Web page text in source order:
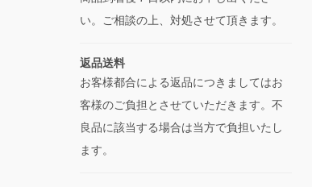
い。ご相談の上、対処させて頂きます。
返品送料
お客様都合による返品につきましてはお
客様のご負担とさせていただきます。不
良品に該当する場合は当方で負担いたし
ます。